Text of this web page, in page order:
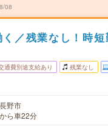
08
／残業なし！時短
通費別途支給あり 残業なし
野市
ら車22分